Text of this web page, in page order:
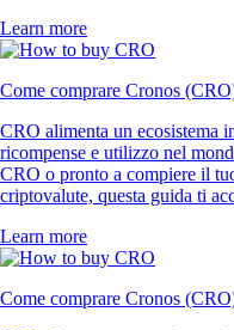
Learn more
Come comprare Cronos
CRO alimenta un ecosistema
ricompense e utilizzo nel
CRO o pronto a compiere il
criptovalute, questa guida ti
Learn more
Come comprare Cronos